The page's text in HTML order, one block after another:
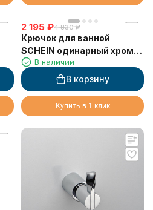
2 195 ₽4 830 ₽
Крючок для ванной
SCHEIN одинарный хром
(9311CH)
В наличии
В корзину
Купить в 1 клик